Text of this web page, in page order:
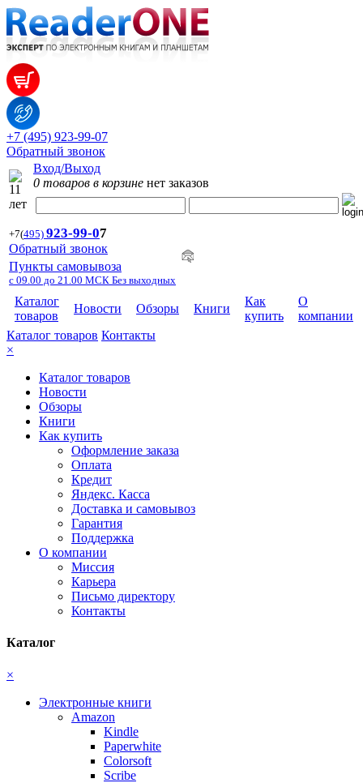
+7 (495) 923-99-07
Обратный звонок
Вход/Выход
0 товаров в корзине нет заказов
+7(495) 923-99-07
Обратный звонок
Пункты самовывоза
с 09.00 до 21.00 МСК Без выходных
Каталог
товаров
Новости Обзоры Книги
Как
купить
О
компании
Каталог товаров Контакты
×
Каталог товаров
Новости
Обзоры
Книги
Как купить
Оформление заказа
Оплата
Кредит
Яндекс. Касса
Доставка и самовывоз
Гарантия
Поддержка
О компании
Миссия
Карьера
Письмо директору
Контакты
Каталог
×
Электронные книги
Amazon
Kindle
Paperwhite
Colorsoft
Scribe